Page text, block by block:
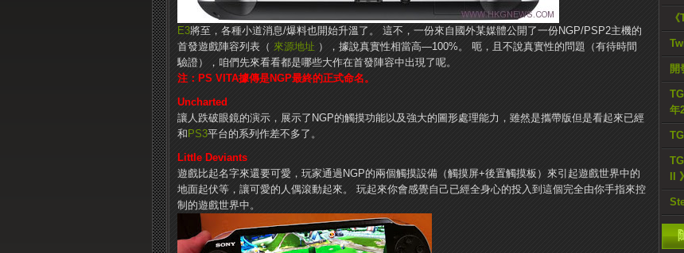
開
年
II
E3將至，各種小道消息/爆料也開始升溫了。 這不，一份來自國外某媒體公開了一份NGP/PSP2主機的
首發遊戲陣容列表（ 來源地址 ），據說真實性相當高—100%。 呃，且不說真實性的問題（有待時間
驗證），咱們先來看看都是哪些大作在首發陣容中出現了呢。
注：PS VITA據傳是NGP最終的正式命名。
Uncharted
讓人跌破眼鏡的演示，展示了NGP的觸摸功能以及強大的圖形處理能力，雖然是攜帶版但是看起來已經
和 PS3平台的系列作差不多了。
Little Deviants
遊戲比起名字來還要可愛，玩家通過NGP的兩個觸摸設備（觸摸屏+後置觸摸板）來引起遊戲世界中的
地面起伏等，讓可愛的人偶滾動起來。 玩起來你會感覺自己已經全身心的投入到這個完全由你手指來控
制的遊戲世界中。